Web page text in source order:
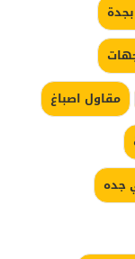
مقاول اصباغ
جده